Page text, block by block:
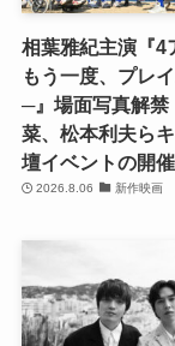
相葉雅紀主演『4
もう一度、プレ
─』場面写真解
菜、松本利夫ら
壇イベントの開
2026.8.06 新作映画